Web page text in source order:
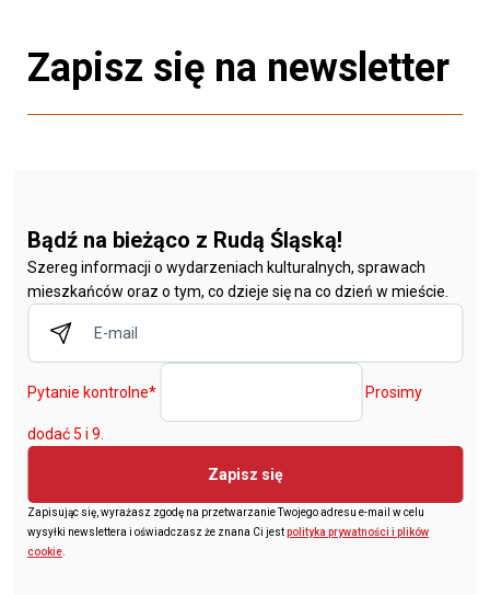
Zapisz się na newsletter
Bądź na bieżąco z Rudą Śląską!
Szereg informacji o wydarzeniach kulturalnych, sprawach
mieszkańców oraz o tym, co dzieje się na co dzień w mieście.
Pytanie kontrolne* Prosimy
dodać 5 i 9.
Zapisz się
Zapisując się, wyrażasz zgodę na przetwarzanie Twojego adresu e-mail w celu
wysyłki newslettera i oświadczasz że znana Ci jestpolityka prywatności i plików
cookie